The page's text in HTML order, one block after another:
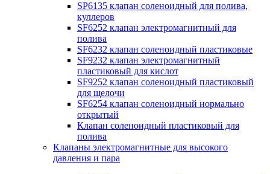
SP6135 клапан соленоидный для полива,
куллеров
SF6252 клапан электромагнитный для
полива
SF6232 клапан соленоидный пластиковые
SF9232 клапан электромагнитный
пластиковый для кислот
SF9252 клапан соленоидный пластиковый
для щелочи
SF6254 клапан соленоидный нормально
открытый
Клапан соленоидный пластиковый для
полива
Клапаны электромагнитные для высокого
давления и пара